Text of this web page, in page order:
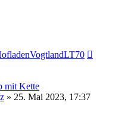
mit Kette
» 25. Mai 2023, 17:37